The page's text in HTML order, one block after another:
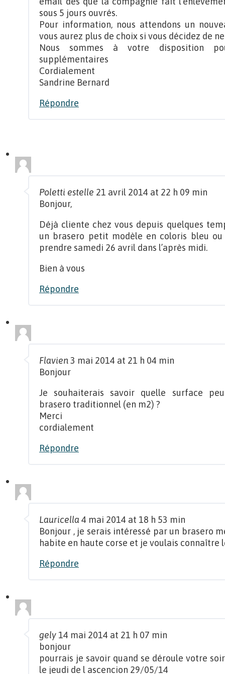
sous 5 jours ouvrés.
Pour information, nous attendons un
vous aurez plus de choix si vous décidez de
Nous sommes à votre disposition
supplémentaires
Cordialement
Sandrine Bernard
Répondre
Poletti estelle 21 avril 2014 at 22 h 09 min
Bonjour,
Déjà cliente chez vous depuis quelques
un brasero petit modèle en coloris bleu ou
prendre samedi 26 avril dans l’après midi.
Bien à vous
Répondre
Flavien3 mai 2014 at 21 h 04 min
Bonjour
Je souhaiterais savoir quelle surface
brasero traditionnel (en m2) ?
Merci
cordialement
Répondre
Lauricella4 mai 2014 at 18 h 53 min
Bonjour , je serais intéressé par un brasero
habite en haute corse et je voulais connaître
Répondre
gely 14 mai 2014 at 21 h 07 min
bonjour
pourrais je savoir quand se déroule votre
le jeudi de l ascencion 29/05/14